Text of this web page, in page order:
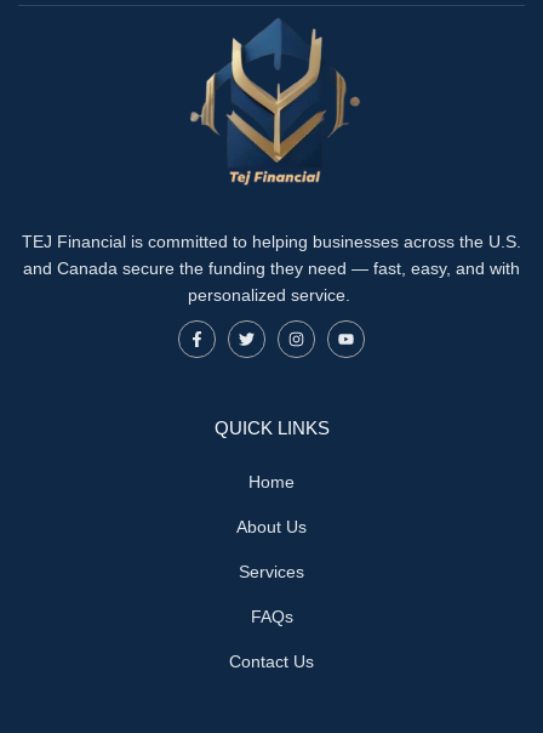
TEJ Financial is committed to helping businesses across the U.S.
and Canada secure the funding they need — fast, easy, and with
personalized service.
QUICK LINKS
Home
About Us
Services
FAQs
Contact Us